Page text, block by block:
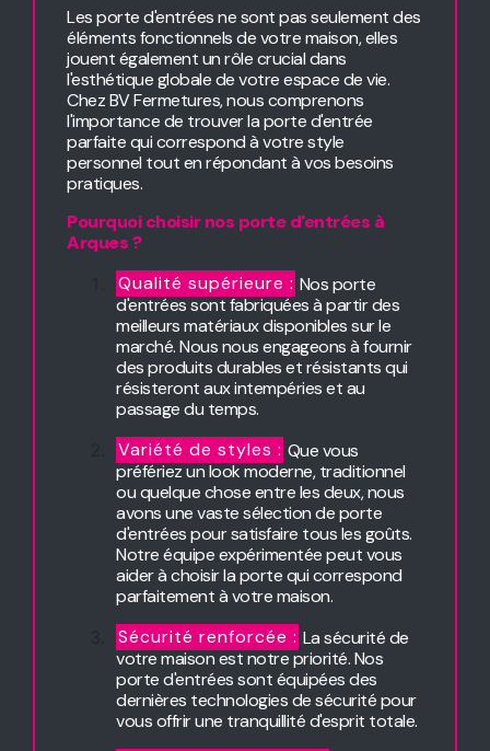
Les porte d'entrées ne sont pas seulement des
éléments fonctionnels de votre maison, elles
jouent également un rôle crucial dans
l'esthétique globale de votre espace de vie.
Chez BV Fermetures, nous comprenons
l'importance de trouver la porte d'entrée
parfaite qui correspond à votre style
personnel tout en répondant à vos besoins
pratiques.
Pourquoi choisir nos porte d'entrées à
Arques ?
Qualité supérieure : Nos porte
d'entrées sont fabriquées à partir des
meilleurs matériaux disponibles sur le
marché. Nous nous engageons à fournir
des produits durables et résistants qui
résisteront aux intempéries et au
passage du temps.
Variété de styles : Que vous
préfériez un look moderne, traditionnel
ou quelque chose entre les deux, nous
avons une vaste sélection de porte
d'entrées pour satisfaire tous les goûts.
Notre équipe expérimentée peut vous
aider à choisir la porte qui correspond
parfaitement à votre maison.
Sécurité renforcée : La sécurité de
votre maison est notre priorité. Nos
porte d'entrées sont équipées des
dernières technologies de sécurité pour
vous offrir une tranquillité d'esprit totale.